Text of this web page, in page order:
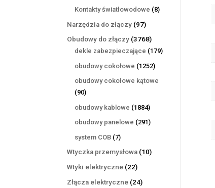
produktów
Kontakty światłowodowe 88
Narzędzia do złączy 9797
produktów
Obudowy do złączy 37683768
produktów
dekle zabezpieczające 179179
obudowy cokołowe 12521252
obudowy cokołowe kątowe
9090
produktów
obudowy kablowe 18841884
produkty
obudowy panelowe 291291
system COB 77
produktów
Wtyczka przemysłowa 1010
Wtyki elektryczne 2222
produkty
Złącza elektryczne 2424